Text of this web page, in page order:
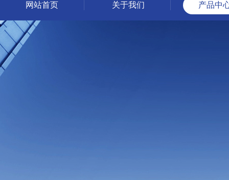
网站首页 关于我们 产品中